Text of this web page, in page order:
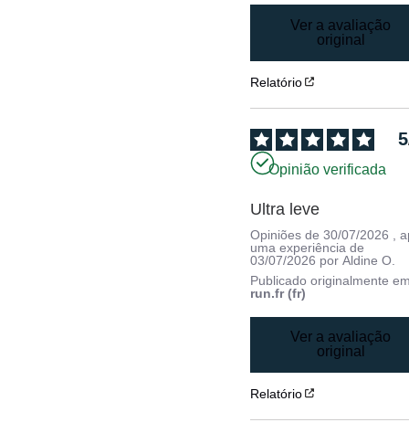
Ver a avaliação
original
Relatório
5
Opinião verificada
Ultra leve
Opiniões de30/07/2026
,
uma experiência de
03/07/2026 porAldine O.
Publicado originalmente
run.fr (fr)
Ver a avaliação
original
Relatório